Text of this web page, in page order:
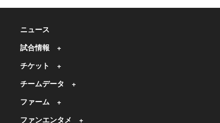
ニュース
試合情報
チケット
チームデータ
ファーム
ファンエンタメ